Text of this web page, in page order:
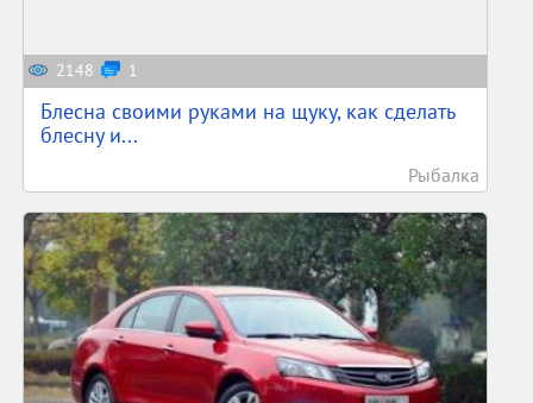
2148 1
Блесна своими руками на щуку, как сделать
блесну и...
Рыбалка